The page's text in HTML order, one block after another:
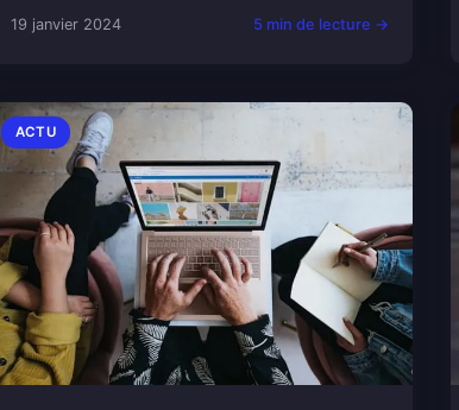
19 janvier 2024 5 min de lecture →
ACTU